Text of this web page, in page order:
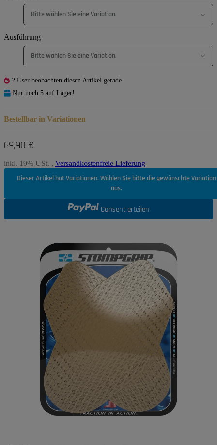
Bitte wählen Sie eine Variation.
Ausführung
Bitte wählen Sie eine Variation.
2 User beobachten diesen Artikel gerade
Nur noch 5 auf Lager!
Bestellbar in Variationen
69,90 €
inkl. 19% USt. , Versandkostenfreie Lieferung
Dieser Artikel hat Variationen. Wählen Sie bitte die gewünschte Variation
aus.
Consent erteilen